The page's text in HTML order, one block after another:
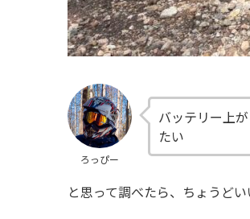
ろっぴー
バッテリー上
たい
と思って調べたら、ちょうど